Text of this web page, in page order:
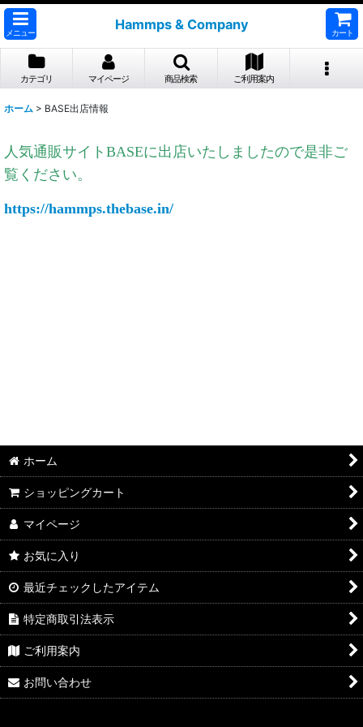
メニュー
Hammps & Company
カート
カテゴリ マイページ 商品検索 ご利用案内
ホーム > BASE出店情報
人気通販サイトBASEに出店いたしましたので是非ご
覧ください。
https://hammps.thebase.in/
ホーム
ショッピングカート
マイページ
お気に入り
最近チェックしたアイテム
特定商取引法表示
ご利用案内
お問い合わせ